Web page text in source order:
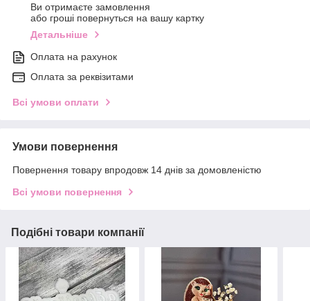
Ви отримаєте замовлення
або гроші повернуться на вашу картку
Детальніше
Оплата на рахунок
Оплата за реквізитами
Всі умови оплати
Умови повернення
Повернення товару впродовж 14 днів за домовленістю
Всі умови повернення
Подібні товари компанії